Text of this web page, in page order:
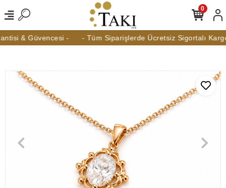
& Güvencesi - - Tüm Siparişlerde Ücretsiz Sigortalı Kargo -
0